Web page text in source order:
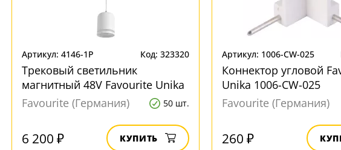
Артикул: 4146-1P Код: 323320
Трековый светильник
магнитный 48V Favourite Unika
4146-1P
Favourite (Германия) 50 шт.
6 200 ₽ КУПИТЬ
Артикул: 1006-CW-025
Коннектор угловой
Unika 1006-CW-025
Favourite (Германия)
260 ₽